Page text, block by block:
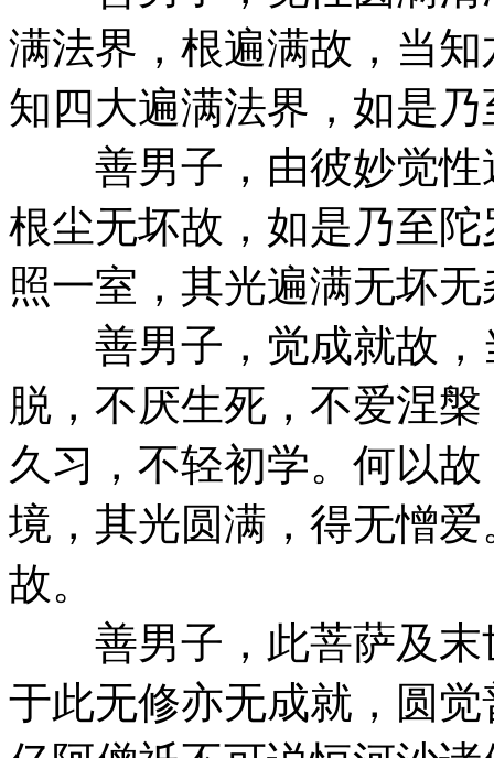
满法界，根遍满故，当
知四大遍满法界，如是
善男子，由彼妙觉性
根尘无坏故，如是乃至
照一室，其光遍满无坏无
善男子，觉成就故，
脱，不厌生死，不爱涅
久习，不轻初学。何以
境，其光圆满，得无憎
故。
善男子，此菩萨及末
于此无修亦无成就，圆